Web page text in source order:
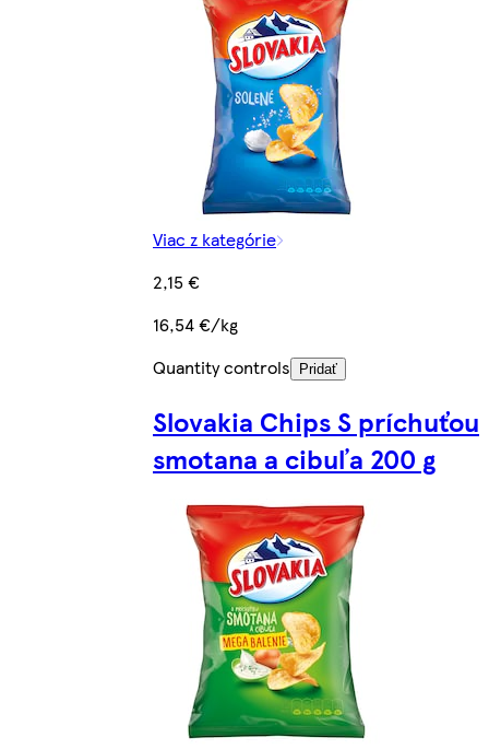
Viac z kategórie
2,15 €
16,54 €/kg
Quantity controls
Pridať
Slovakia Chips S príchuťou
smotana a cibuľa 200 g